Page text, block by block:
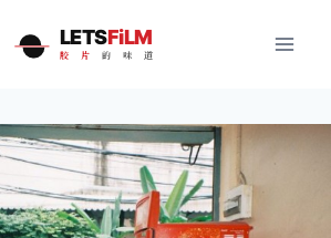
LETSFiLM
胶 片 的 味 道